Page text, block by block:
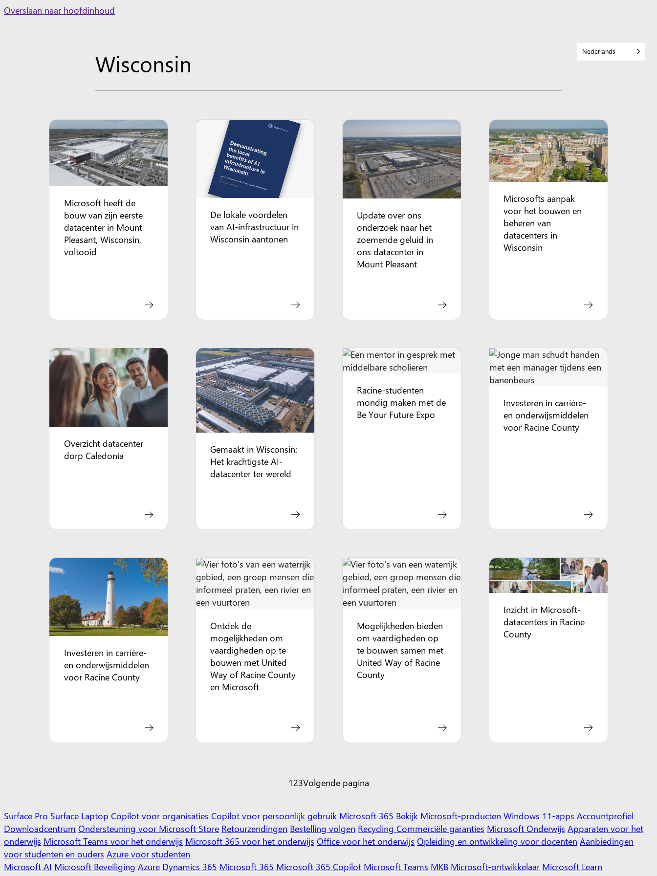
Skip
Overslaan naar hoofdinhoud
Nederlands
Wisconsin
Microsoft heeft de
bouw van zijn eerste
datacenter in Mount
Pleasant, Wisconsin,
voltooid
De lokale voordelen
van AI-infrastructuur in
Wisconsin aantonen
Update over ons
onderzoek naar het
zoemende geluid in
ons datacenter in
Mount Pleasant
Microsofts aanpak
voor het bouwen en
beheren van
datacenters in
Wisconsin
Overzicht datacenter
dorp Caledonia
Gemaakt in Wisconsin:
Het krachtigste AI-
datacenter ter wereld
Racine-studenten
mondig maken met de
Be Your Future Expo
Investeren in carrière-
en onderwijsmiddelen
voor Racine County
Investeren in carrière-
en onderwijsmiddelen
voor Racine County
Ontdek de
mogelijkheden om
vaardigheden op te
bouwen met United
Way of Racine County
en Microsoft
Mogelijkheden bieden
om vaardigheden op
te bouwen samen met
United Way of Racine
County
Inzicht in Microsoft-
datacenters in Racine
County
123Volgende pagina
Surface Pro Surface Laptop Copilot voor organisaties Copilot voor persoonlijk gebruik Microsoft 365 Bekijk Microsoft-producten Windows 11-apps Accountprofiel
Downloadcentrum Ondersteuning voor Microsoft Store Retourzendingen Bestelling volgen Recycling Commerciële garanties Microsoft Onderwijs Apparaten voor het
onderwijs Microsoft Teams voor het onderwijs Microsoft 365 voor het onderwijs Office voor het onderwijs Opleiding en ontwikkeling voor docenten Aanbiedingen
voor studenten en ouders Azure voor studenten
Microsoft AI Microsoft Beveiliging Azure Dynamics 365 Microsoft 365 Microsoft 365 Copilot Microsoft Teams MKB Microsoft-ontwikkelaar Microsoft Learn